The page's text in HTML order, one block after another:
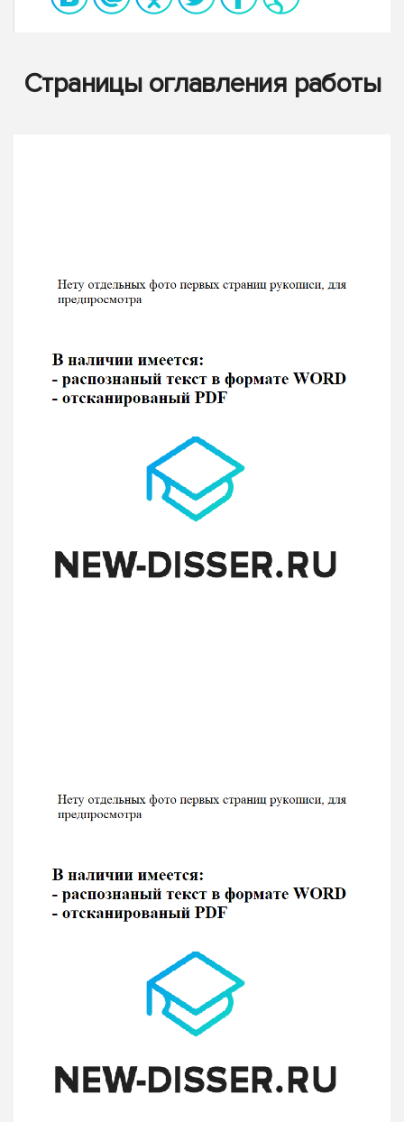
Страницы оглавления работы